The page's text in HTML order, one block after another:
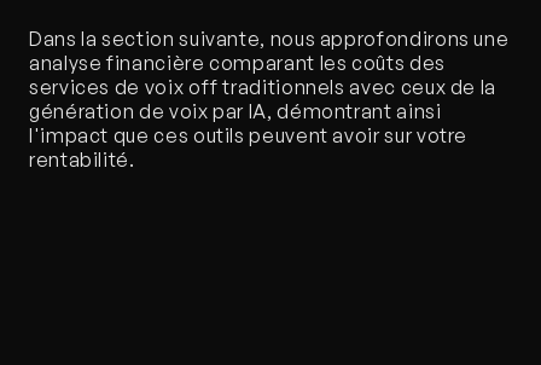
Dans la section suivante, nous approfondirons une
analyse financière comparant les coûts des
services de voix off traditionnels avec ceux de la
génération de voix par IA, démontrant ainsi
l'impact que ces outils peuvent avoir sur votre
rentabilité.